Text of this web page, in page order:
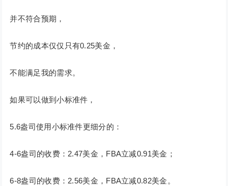
并不符合预期，
节约的成本仅仅只有0.25美金，
不能满足我的需求。
如果可以做到小标准件，
5.6盎司使用小标准件更细分的：
4-6盎司的收费：2.47美金，FBA立减0.91美金；
6-8盎司的收费：2.56美金，FBA立减0.82美金。